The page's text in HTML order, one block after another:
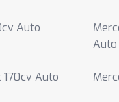
Auto
Auto
Auto